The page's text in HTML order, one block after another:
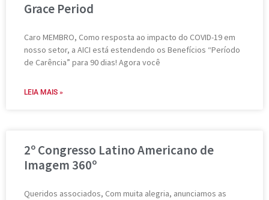
Grace Period
Caro MEMBRO, Como resposta ao impacto do COVID-19 em
nosso setor, a AICI está estendendo os Benefícios “Período
de Carência” para 90 dias! Agora você
LEIA MAIS »
2º Congresso Latino Americano de
Imagem 360º
Queridos associados, Com muita alegria, anunciamos as